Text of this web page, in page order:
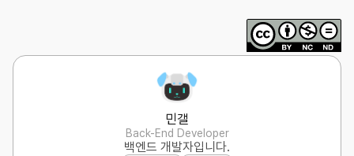
민갤
Back-End Developer
백엔드 개발자입니다.